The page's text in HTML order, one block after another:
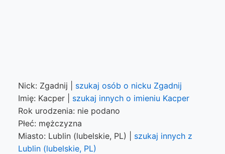
Nick: Zgadnij | szukaj osób o nicku Zgadnij
Imię: Kacper | szukaj innych o imieniu Kacper
Rok urodzenia: nie podano
Płeć: mężczyzna
Miasto: Lublin (lubelskie, PL) | szukaj innych z
Lublin (lubelskie, PL)